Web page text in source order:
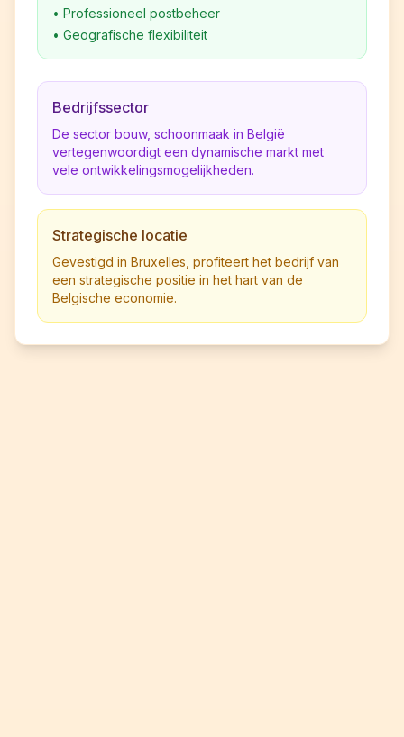
• Professioneel postbeheer
• Geografische flexibiliteit
Bedrijfssector
De sector bouw, schoonmaak in België
vertegenwoordigt een dynamische markt met
vele ontwikkelingsmogelijkheden.
Strategische locatie
Gevestigd in Bruxelles, profiteert het bedrijf van
een strategische positie in het hart van de
Belgische economie.